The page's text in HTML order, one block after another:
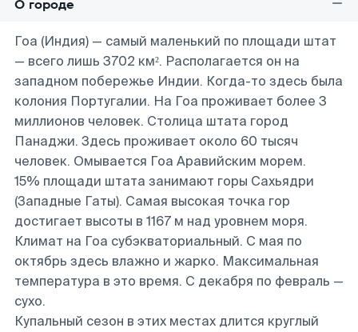
О городе
Гоа (Индия) — самый маленький по площади штат
— всего лишь 3702 км². Располагается он на
западном побережье Индии. Когда-то здесь была
колония Португалии. На Гоа проживает более 3
миллионов человек. Столица штата город
Панаджи. Здесь проживает около 60 тысяч
человек. Омывается Гоа Аравийским морем.
15% площади штата занимают горы Сахьядри
(Западные Гаты). Самая высокая точка гор
достигает высоты в 1167 м над уровнем моря.
Климат на Гоа субэкваториальный. С мая по
октябрь здесь влажно и жарко. Максимальная
температура в это время. С декабря по февраль —
сухо.
Купальный сезон в этих местах длится круглый